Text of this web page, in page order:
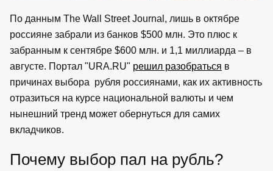
По данным The Wall Street Journal, лишь в октябре
россияне забрали из банков $500 млн. Это плюс к
забранным к сентябре $600 млн. и 1,1 миллиарда – в
августе. Портал "URA.RU" решил разобраться в
причинах выбора рубля россиянами, как их активность
отразиться на курсе национальной валюты и чем
нынешний тренд может обернуться для самих
вкладчиков.
Почему выбор пал на рубль?